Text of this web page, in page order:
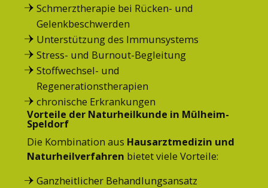
Schmerztherapie bei Rücken- und
Gelenkbeschwerden
Unterstützung des Immunsystems
Stress- und Burnout-Begleitung
Stoffwechsel- und
Regenerationstherapien
chronische Erkrankungen
Vorteile der Naturheilkunde in Mülheim-
Speldorf
Die Kombination aus Hausarztmedizin und
Naturheilverfahren bietet viele Vorteile:
Ganzheitlicher Behandlungsansatz